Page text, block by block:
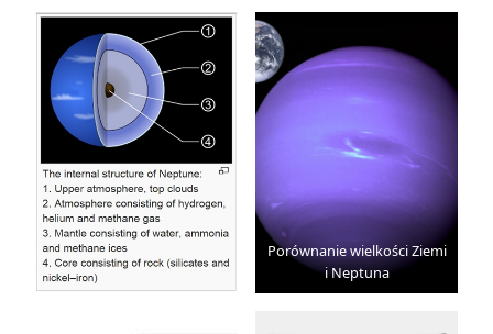
Porównanie wielkości Ziemi
i Neptuna